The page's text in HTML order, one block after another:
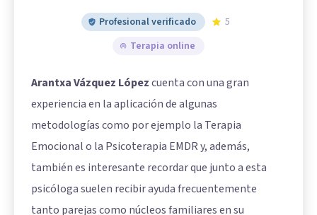
Profesional verificado
5
Terapia online
Arantxa Vázquez Lópezcuenta con una gran
experiencia en la aplicación de algunas
metodologías como por ejemplo la Terapia
Emocional o la Psicoterapia EMDR y, además,
también es interesante recordar que junto a esta
psicóloga suelen recibir ayuda frecuentemente
tanto parejas como núcleos familiares en su